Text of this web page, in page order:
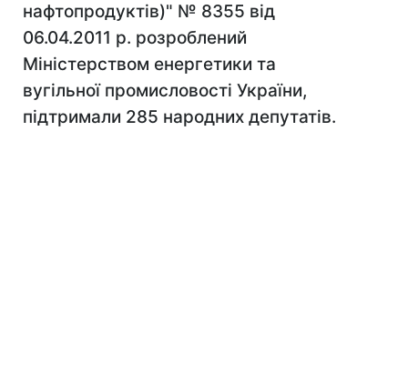
нафтопродуктів)" № 8355 від
06.04.2011 р. розроблений
Міністерством енергетики та
вугільної промисловості України,
підтримали 285 народних депутатів.